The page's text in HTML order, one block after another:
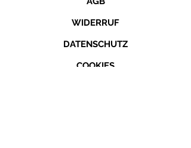
WIDERRUF
DATENSCHUTZ
COOKIES